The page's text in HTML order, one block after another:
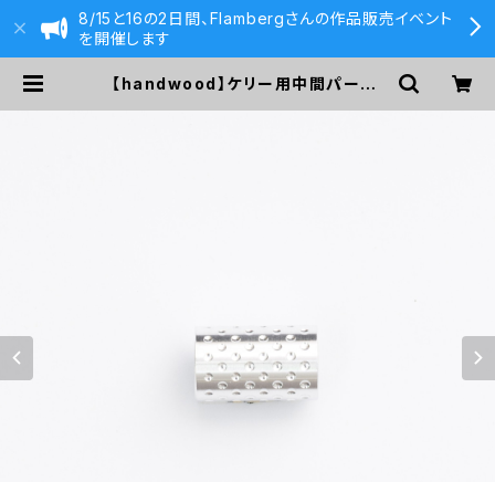
8/15と16の2日間、Flambergさんの作品販売イベント
を開催します
【handwood】ケリー用中間パーツ/